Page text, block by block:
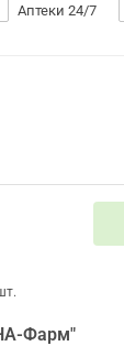
Аптеки 24/7
Фарм"